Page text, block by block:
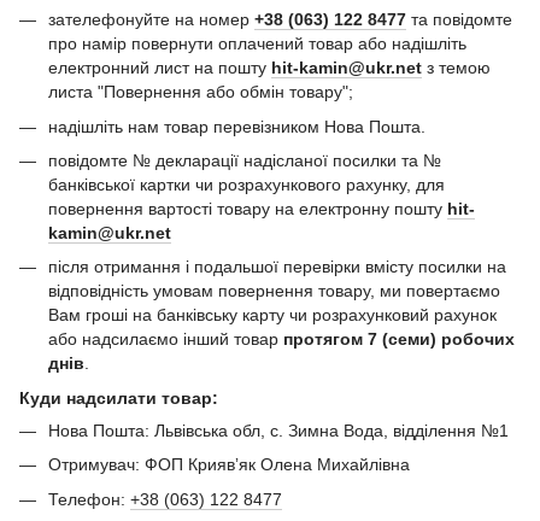
зателефонуйте на номер +38 (063) 122 8477 та повідомте
про намір повернути оплачений товар або надішліть
електронний лист на пошту hit-kamin@ukr.net з темою
листа "Повернення або обмін товару";
надішліть нам товар перевізником Нова Пошта.
повідомте № декларації надісланої посилки та №
банківської картки чи розрахункового рахунку, для
повернення вартості товару на електронну пошту hit-
kamin@ukr.net
після отримання і подальшої перевірки вмісту посилки на
відповідність умовам повернення товару, ми повертаємо
Вам гроші на банківську карту чи розрахунковий рахунок
або надсилаємо інший товар протягом 7 (семи) робочих
днів.
Куди надсилати товар:
Нова Пошта: Львівська обл, с. Зимна Вода, відділення №1
Отримувач: ФОП Криявʼяк Олена Михайлівна
Телефон: +38 (063) 122 8477